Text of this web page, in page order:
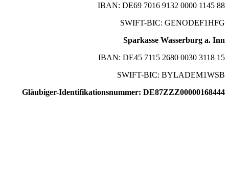
IBAN: DE69 7016 9132 0000 1145 88
SWIFT-BIC: GENODEF1HFG
Sparkasse Wasserburg a. Inn
IBAN: DE45 7115 2680 0030 3118 15
SWIFT-BIC: BYLADEM1WSB
Gläubiger-Identifikationsnummer: DE87ZZZ00000168444